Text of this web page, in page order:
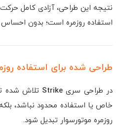
نتیجه این طراحی، آزادی کامل
استفاده روزمره است؛ بدون
طراحی شده برای استفاده
در طراحی سری Strike تلاش شده
خاص یا استفاده محدود نباشد،
روزمره موتورسوار تبدیل شود.